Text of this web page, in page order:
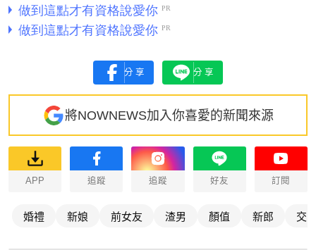
分享 分享
將NOWNEWS加入你喜愛的新聞來源
APP 追蹤 追蹤 好友 訂閱
婚禮 新娘 前女友 渣男 顏值 新郎 交